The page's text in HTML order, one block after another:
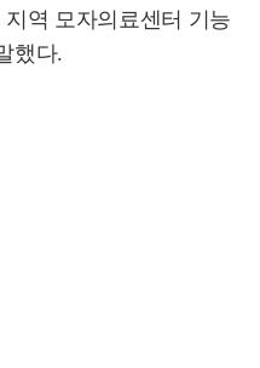
역 모자의료센터 기능
했다.